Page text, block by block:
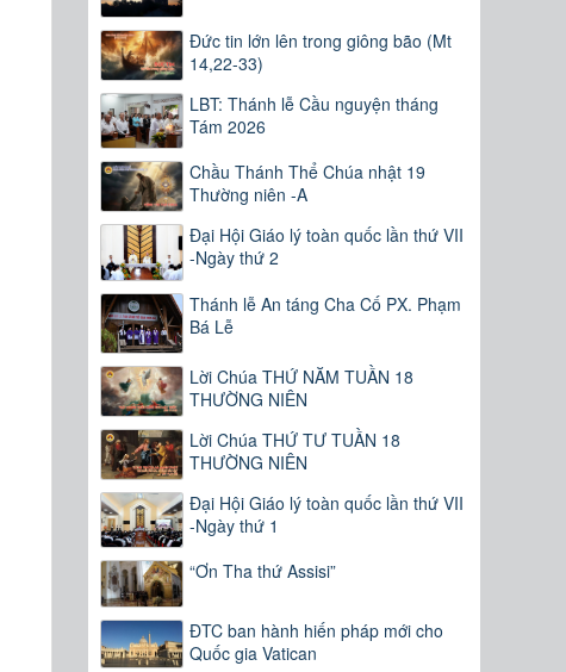
Đức tin lớn lên trong giông bão (Mt
14,22-33)
LBT: Thánh lễ Cầu nguyện tháng
Tám 2026
Chầu Thánh Thể Chúa nhật 19
Thường niên -A
Đại Hội Giáo lý toàn quốc lần thứ VII
-Ngày thứ 2
Thánh lễ An táng Cha Cố PX. Phạm
Bá Lễ
Lời Chúa THỨ NĂM TUẦN 18
THƯỜNG NIÊN
Lời Chúa THỨ TƯ TUẦN 18
THƯỜNG NIÊN
Đại Hội Giáo lý toàn quốc lần thứ VII
-Ngày thứ 1
“Ơn Tha thứ Assisi”
ĐTC ban hành hiến pháp mới cho
Quốc gia Vatican